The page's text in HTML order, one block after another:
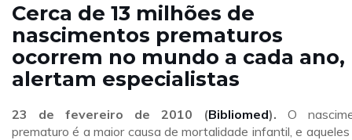
Cerca de 13 milhões de
nascimentos prematuros
ocorrem no mundo a cada ano,
alertam especialistas
23 de fevereiro de 2010 (Bibliomed). O
prematuro é a maior causa de mortalidade infantil, e aqueles